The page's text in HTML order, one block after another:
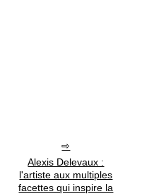
Alexis Delevaux :
l'artiste aux multiples
facettes qui inspire la